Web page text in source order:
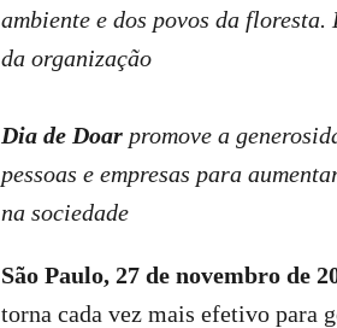
ambiente e dos povos da
da organização
Dia de Doar promove a
pessoas e empresas para
na sociedade
São Paulo, 27 de novembro de
torna cada vez mais efetivo para